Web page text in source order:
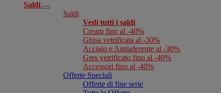
Saldi
Saldi
Vedi tutti i saldi
Cream fino al -40%
Ghisa vetrificata al -30%
Acciaio e Antiaderente al -30%
Gres vetrificato fino al -40%
Accessori fino al -40%
Offerte Speciali
Offerte di fine serie